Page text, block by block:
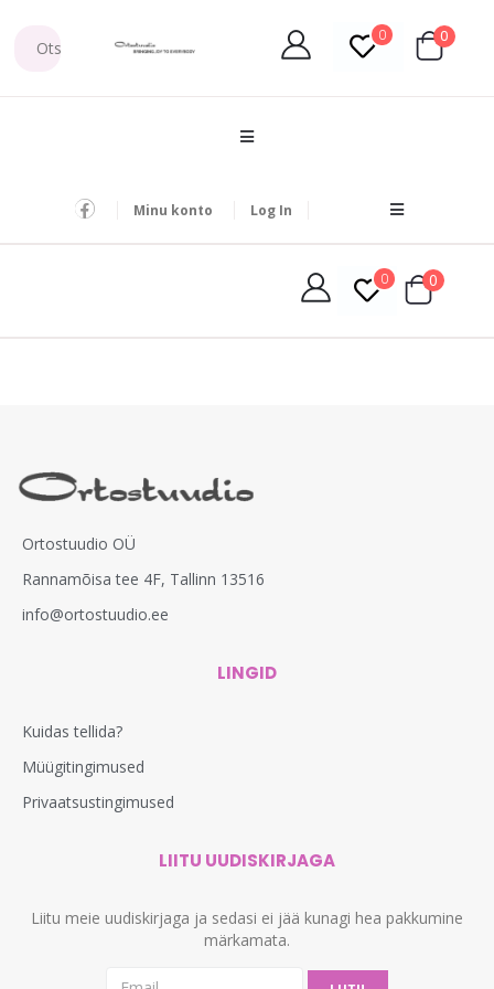
0 0
Minu konto Log In
0 0
Ortostuudio OÜ
Rannamõisa tee 4F, Tallinn 13516
info@ortostuudio.ee
LINGID
Kuidas tellida?
Müügitingimused
Privaatsustingimused
LIITU UUDISKIRJAGA
Liitu meie uudiskirjaga ja sedasi ei jää kunagi hea pakkumine
märkamata.